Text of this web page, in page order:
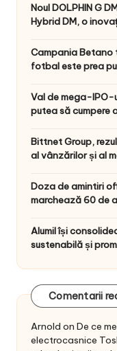
Noul DOLPHIN G
Hybrid DM, o
Campania Betano
fotbal este prea
Val de mega-IPO-
putea să cumpere
Bittnet Group,
al vânzărilor și al
Doza de amintiri
marchează 60 de
Alumil își
sustenabilă și
Comentarii
Arnold on De ce
electrocasnice